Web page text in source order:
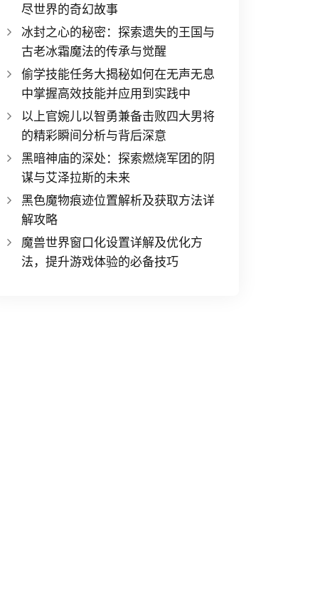
尽世界的奇幻故事
冰封之心的秘密：探索遗失的王国与
古老冰霜魔法的传承与觉醒
偷学技能任务大揭秘如何在无声无息
中掌握高效技能并应用到实践中
以上官婉儿以智勇兼备击败四大男将
的精彩瞬间分析与背后深意
黑暗神庙的深处：探索燃烧军团的阴
谋与艾泽拉斯的未来
黑色魔物痕迹位置解析及获取方法详
解攻略
魔兽世界窗口化设置详解及优化方
法，提升游戏体验的必备技巧